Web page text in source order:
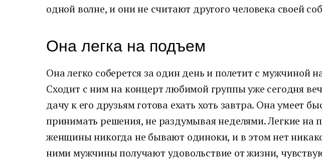
одной волне, и они не считают другого человека своей
Она легка на подъем
Она легко соберется за один день и полетит с мужчиной
Сходит с ним на концерт любимой группы уже сегодня
дачу к его друзьям готова ехать хоть завтра. Она умеет
принимать решения, не раздумывая неделями. Легкие на
женщины никогда не бывают одиноки, и в этом нет
ними мужчины получают удовольствие от жизни,